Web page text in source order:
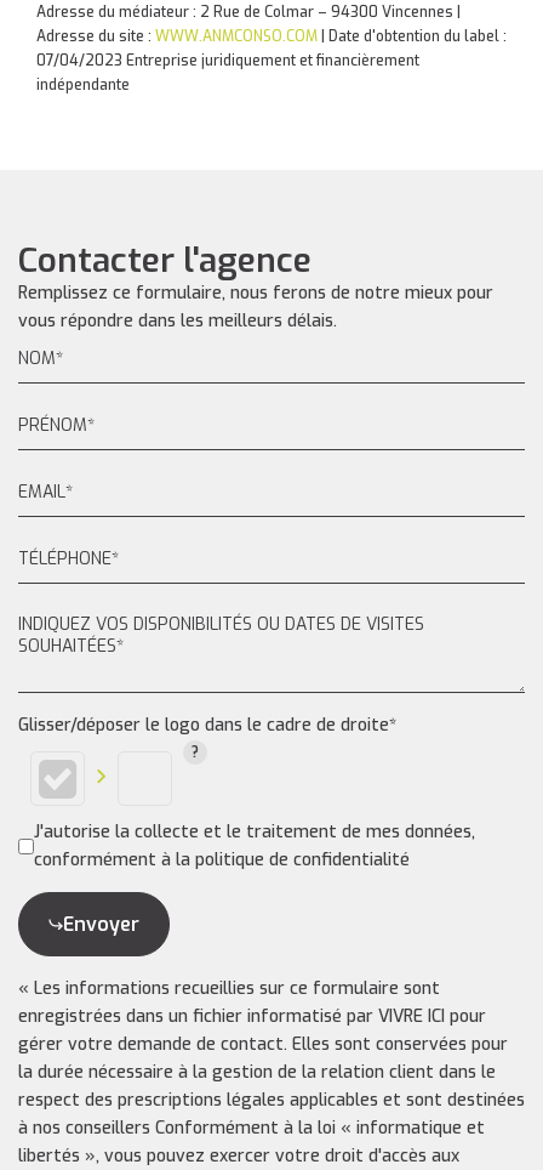
Adresse du médiateur : 2 Rue de Colmar – 94300 Vincennes |
Adresse du site : WWW.ANMCONSO.COM | Date d'obtention du label :
07/04/2023 Entreprise juridiquement et financièrement
indépendante
Contacter l'agence
Remplissez ce formulaire, nous ferons de notre mieux pour
vous répondre dans les meilleurs délais.
Glisser/déposer le logo dans le cadre de droite*
J'autorise la collecte et le traitement de mes données,
conformément à la politique de confidentialité
Envoyer
« Les informations recueillies sur ce formulaire sont
enregistrées dans un fichier informatisé par VIVRE ICI pour
gérer votre demande de contact. Elles sont conservées pour
la durée nécessaire à la gestion de la relation client dans le
respect des prescriptions légales applicables et sont destinées
à nos conseillers Conformément à la loi « informatique et
libertés », vous pouvez exercer votre droit d'accès aux